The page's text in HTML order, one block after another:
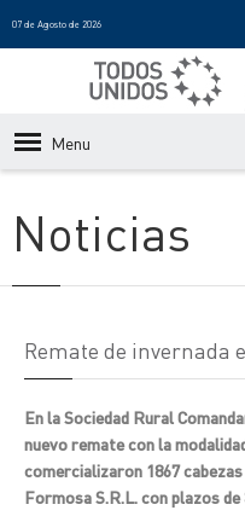
07 de Agosto de 2026
Menu
Noticias
Remate de invernada
En la Sociedad Rural
nuevo remate con la
comercializaron 1867
Formosa S.R.L. con plazos de